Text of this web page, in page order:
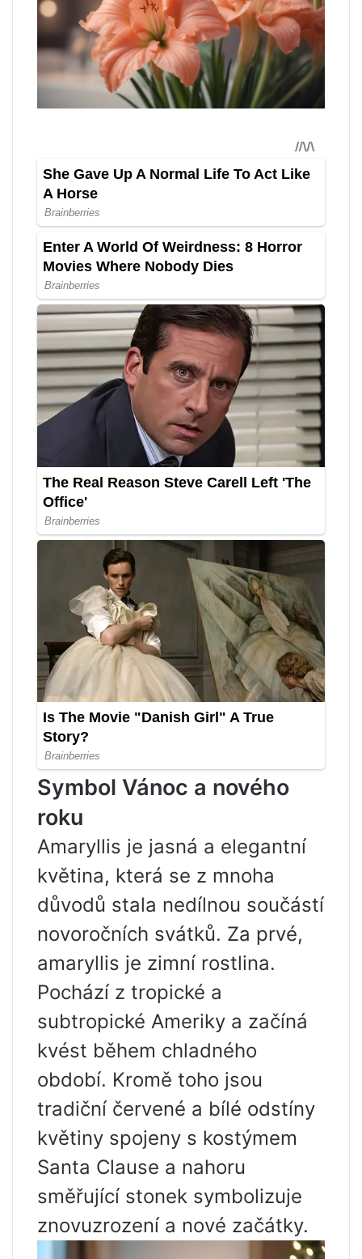
Symbol Vánoc a nového
roku
Amaryllis je jasná a elegantní
květina, která se z mnoha
důvodů stala nedílnou součástí
novoročních svátků. Za prvé,
amaryllis je zimní rostlina.
Pochází z tropické a
subtropické Ameriky a začíná
kvést během chladného
období. Kromě toho jsou
tradiční červené a bílé odstíny
květiny spojeny s kostýmem
Santa Clause a nahoru
směřující stonek symbolizuje
znovuzrození a nové začátky.